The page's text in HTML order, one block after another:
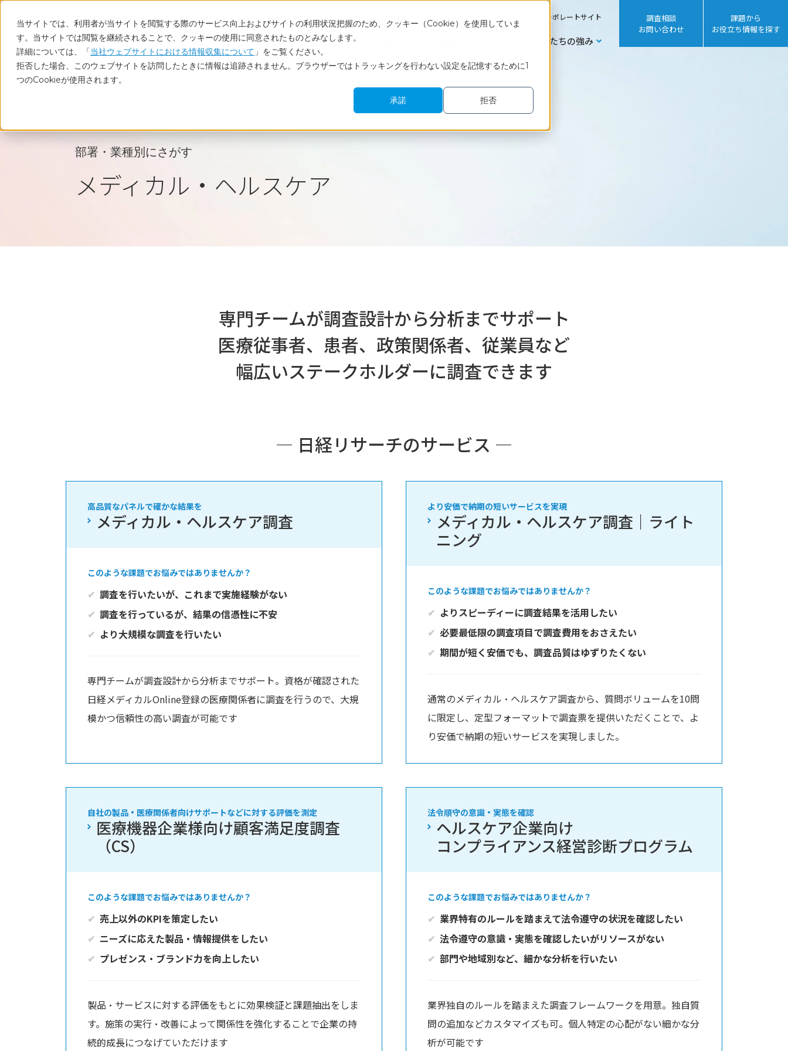
当サイトでは、利用者が当サイトを閲覧する際のサービス向上およびサイトの利用状況把握のため、クッキー（Cookie）を使用していま
す。当サイトでは閲覧を継続されることで、クッキーの使用に同意されたものとみなします。
詳細については、「当社ウェブサイトにおける情報収集について 」をご覧ください。
拒否した場合、このウェブサイトを訪問したときに情報は追跡されません。ブラウザーではトラッキングを行わない設定を記憶するために1
つのCookieが使用されます。
承諾
拒否
コーポレートサイト
サービス 調査レポート・コラム 私たちの強み
調査相談
お問い合わせ
課題から
お役立ち情報を探す
ホーム 部署・業種別にさがす
部署・業種別にさがす
メディカル・ヘルスケア
専門チームが調査設計から分析までサポート
医療従事者、患者、政策関係者、従業員など
幅広いステークホルダーに調査できます
― 日経リサーチのサービス ―
高品質なパネルで確かな結果を
メディカル・ヘルスケア調査
このような課題でお悩みではありませんか？
調査を行いたいが、これまで実施経験がない
調査を行っているが、結果の信憑性に不安
より大規模な調査を行いたい
専門チームが調査設計から分析までサポート。資格が確認された
日経メディカルOnline登録の医療関係者に調査を行うので、大規
模かつ信頼性の高い調査が可能です
より安価で納期の短いサービスを実現
メディカル・ヘルスケア調査｜ライト
ニング
このような課題でお悩みではありませんか？
よりスピーディーに調査結果を活用したい
必要最低限の調査項目で調査費用をおさえたい
期間が短く安価でも、調査品質はゆずりたくない
通常のメディカル・ヘルスケア調査から、質問ボリュームを10問
に限定し、定型フォーマットで調査票を提供いただくことで、よ
り安価で納期の短いサービスを実現しました。
自社の製品・医療関係者向けサポートなどに対する評価を測定
医療機器企業様向け顧客満足度調査
（CS）
このような課題でお悩みではありませんか？
売上以外のKPIを策定したい
ニーズに応えた製品・情報提供をしたい
プレゼンス・ブランド力を向上したい
製品・サービスに対する評価をもとに効果検証と課題抽出をしま
す。施策の実行・改善によって関係性を強化することで企業の持
続的成長につなげていただけます
法令順守の意識・実態を確認
ヘルスケア企業向け
コンプライアンス経営診断プログラム
このような課題でお悩みではありませんか？
業界特有のルールを踏まえて法令遵守の状況を確認したい
法令遵守の意識・実態を確認したいがリソースがない
部門や地域別など、細かな分析を行いたい
業界独自のルールを踏まえた調査フレームワークを用意。独自質
問の追加などカスタマイズも可。個人特定の心配がない細かな分
析が可能です